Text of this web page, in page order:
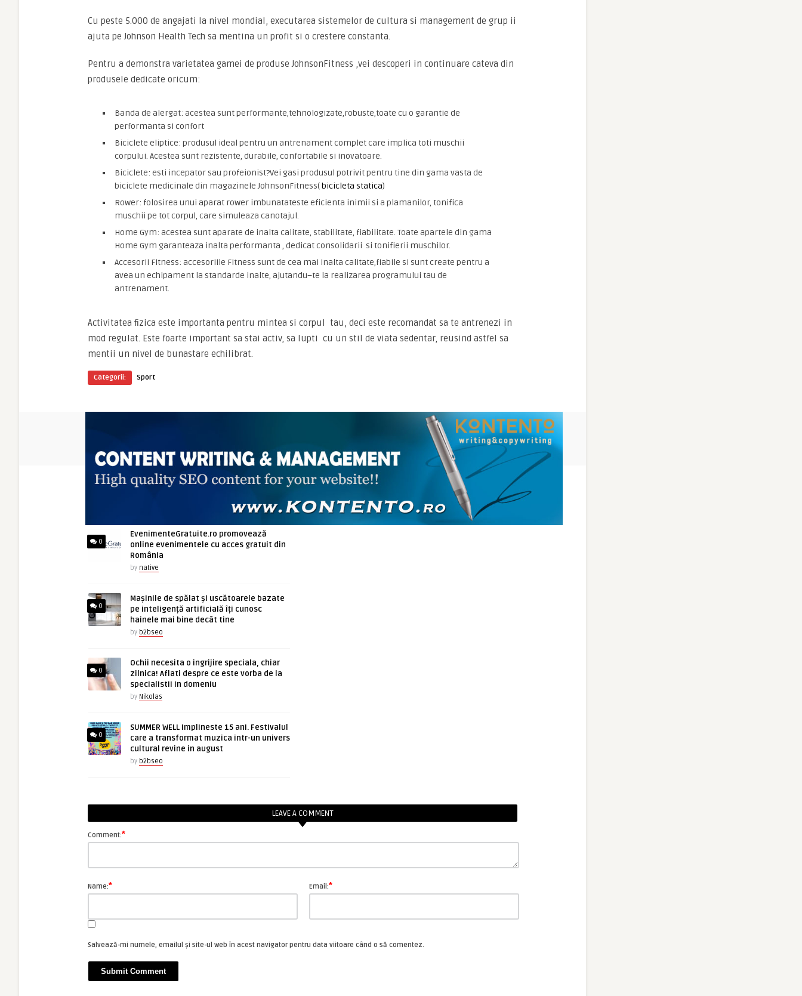
Cu peste 5.000 de angajati la nivel mondial, executarea sistemelor de cultura si management de grup ii
ajuta pe Johnson Health Tech sa mentina un profit si o crestere constanta.
Pentru a demonstra varietatea gamei de produse JohnsonFitness ,vei descoperi in continuare cateva din
produsele dedicate oricum:
Banda de alergat: acestea sunt performante,tehnologizate,robuste,toate cu o garantie de
performanta si confort
Biciclete eliptice: produsul ideal pentru un antrenament complet care implica toti muschii
corpului. Acestea sunt rezistente, durabile, confortabile si inovatoare.
Biciclete: esti incepator sau profeionist?Vei gasi produsul potrivit pentru tine din gama vasta de
biciclete medicinale din magazinele JohnsonFitness(bicicleta statica)
Rower: folosirea unui aparat rower imbunatateste eficienta inimii si a plamanilor, tonifica
muschii pe tot corpul, care simuleaza canotajul.
Home Gym: acestea sunt aparate de inalta calitate, stabilitate, fiabilitate. Toate apartele din gama
Home Gym garanteaza inalta performanta , dedicat consolidarii si tonifierii muschilor.
Accesorii Fitness: accesoriile Fitness sunt de cea mai inalta calitate,fiabile si sunt create pentru a
avea un echipament la standarde inalte, ajutandu–te la realizarea programului tau de
antrenament.
Activitatea ﬁzica este importanta pentru mintea si corpul tau, deci este recomandat sa te antrenezi in
mod regulat. Este foarte important sa stai activ, sa lupti cu un stil de viata sedentar, reusind astfel sa
mentii un nivel de bunastare echilibrat.
Categorii: Sport
0
EvenimenteGratuite.ro promovează
online evenimentele cu acces gratuit din
România
by native
0
Mașinile de spălat și uscătoarele bazate
pe inteligență artificială îți cunosc
hainele mai bine decât tine
by b2bseo
0
Ochii necesita o ingrijire speciala, chiar
zilnica! Aflati despre ce este vorba de la
specialistii in domeniu
by Nikolas
0
SUMMER WELL implineste 15 ani. Festivalul
care a transformat muzica intr-un univers
cultural revine in august
by b2bseo
ARTICOLE ASEMANATOARE
LEAVE A COMMENT
Comment:*
Name:* Email:*
Salvează-mi numele, emailul și site-ul web în acest navigator pentru data viitoare când o să comentez.